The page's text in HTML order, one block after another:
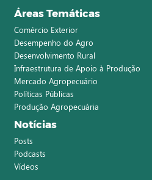
Áreas Temáticas
Comércio Exterior
Desempenho do Agro
Desenvolvimento Rural
Infraestrutura de Apoio à Produção
Mercado Agropecuário
Políticas Públicas
Produção Agropecuária
Notícias
Posts
Podcasts
Vídeos